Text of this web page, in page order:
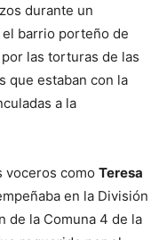
durante un
barrio porteño de
las torturas de las
que estaban con la
a la
voceros como Teresa
en la División
de la Comuna 4 de la